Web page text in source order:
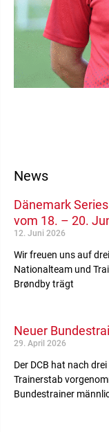
News
Dänemark
vom 18. – 20.
12. Juni 2026
Wir freuen uns auf
Nationalteam und
Brøndby trägt
Neuer
29. April 2026
Der DCB hat nach
Trainerstab
Bundestrainer